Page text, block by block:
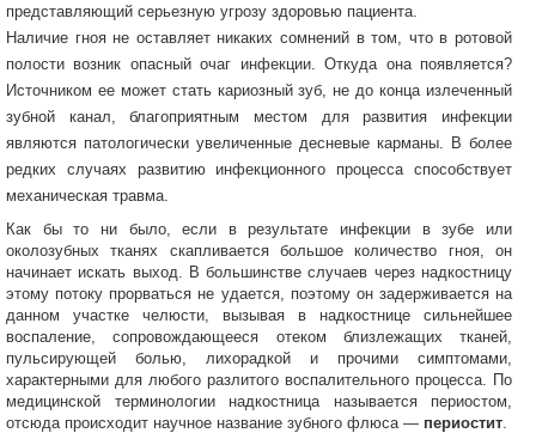
представляющий серьезную угрозу здоровью пациента.
Наличие гноя не оставляет никаких сомнений в том, что в ротовой
полости возник опасный очаг инфекции. Откуда она появляется?
Источником ее может стать кариозный зуб, не до конца излеченный
зубной канал, благоприятным местом для развития инфекции
являются патологически увеличенные десневые карманы. В более
редких случаях развитию инфекционного процесса способствует
механическая травма.
Как бы то ни было, если в результате инфекции в зубе или
околозубных тканях скапливается большое количество гноя, он
начинает искать выход. В большинстве случаев через надкостницу
этому потоку прорваться не удается, поэтому он задерживается на
данном участке челюсти, вызывая в надкостнице сильнейшее
воспаление, сопровождающееся отеком близлежащих тканей,
пульсирующей болью, лихорадкой и прочими симптомами,
характерными для любого разлитого воспалительного процесса. По
медицинской терминологии надкостница называется периостом,
отсюда происходит научное название зубного флюса — периостит